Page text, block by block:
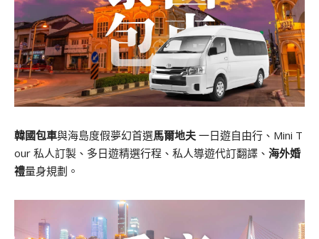
韓國包車與海島度假夢幻首選馬爾地夫 一日遊自由行、Mini T
our 私人訂製、多日遊精選行程、私人導遊代訂翻譯、 海外婚
禮量身規劃。